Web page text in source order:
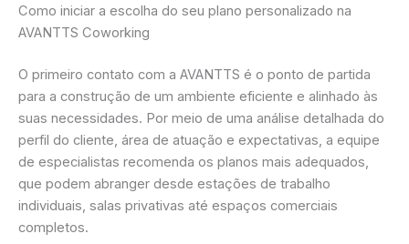
Como iniciar a escolha do seu plano personalizado na
AVANTTS Coworking
O primeiro contato com a AVANTTS é o ponto de partida
para a construção de um ambiente eficiente e alinhado às
suas necessidades. Por meio de uma análise detalhada do
perfil do cliente, área de atuação e expectativas, a equipe
de especialistas recomenda os planos mais adequados,
que podem abranger desde estações de trabalho
individuais, salas privativas até espaços comerciais
completos.